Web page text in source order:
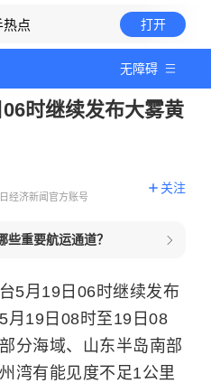
热点 打开
无障碍
时继续发布大雾黄
经济新闻官方账号
关注
些重要航运通道？
5月19日06时继续发布
月19日08时至19日08
分海域、山东半岛南部
湾有能见度不足1公里